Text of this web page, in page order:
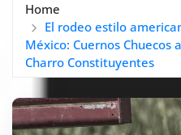
Home
El rodeo estilo
México: Cuernos Chuecos
Charro Constituyentes